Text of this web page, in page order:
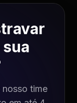
nosso time